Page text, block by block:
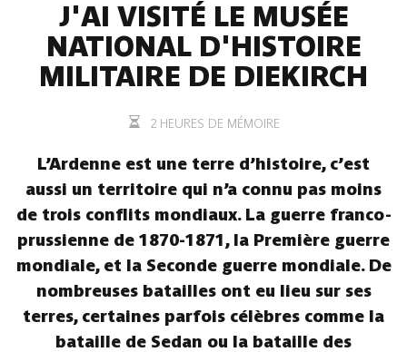
J'AI VISITÉ LE MUSÉE
NATIONAL D'HISTOIRE
MILITAIRE DE DIEKIRCH
2 HEURES DE MÉMOIRE
L’Ardenne est une terre d’histoire, c’est
aussi un territoire qui n’a connu pas moins
de trois conflits mondiaux. La guerre franco-
prussienne de 1870-1871, la Première guerre
mondiale, et la Seconde guerre mondiale. De
nombreuses batailles ont eu lieu sur ses
terres, certaines parfois célèbres comme la
bataille de Sedan ou la bataille des